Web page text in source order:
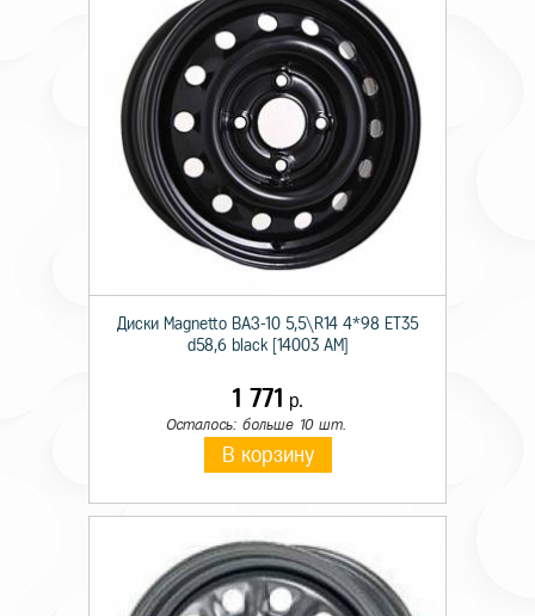
Диски Magnetto ВАЗ-10 5,5\R14 4*98 ET35
d58,6 black [14003 AM]
1 771 р.
Осталось: больше 10 шт.
В корзину